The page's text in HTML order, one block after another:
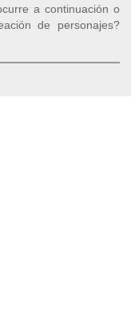
a continuación o
de personajes?